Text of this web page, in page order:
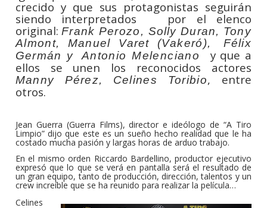
crecido y que sus protagonistas seguirán
siendo interpretados
por el elenco
original:Frank Perozo, Solly Duran, Tony
Almont, Manuel Varet (Vakeró),
Félix
Germán y AntonioMelenciano
y que a
ellos se unen los reconocidos actores
Manny Pérez, Celines Toribio, entre
otros.
Jean Guerra (Guerra Films), director e ideólogo de “A Tiro
Limpio” dijo que este es un sueño hecho realidad que le ha
costado mucha pasión y largas horas de arduo trabajo.
En el mismo orden Riccardo Bardellino, productor ejecutivo
expresó que lo que se verá en pantalla será el resultado de
un gran equipo, tanto de producción, dirección, talentos y un
crew increíble que se ha reunido para realizar la película…
Celines